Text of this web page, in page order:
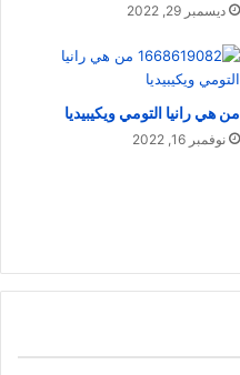
ديسمبر 29, 2022
من هي رانيا التومي ويكيبيديا
نوفمبر 16, 2022